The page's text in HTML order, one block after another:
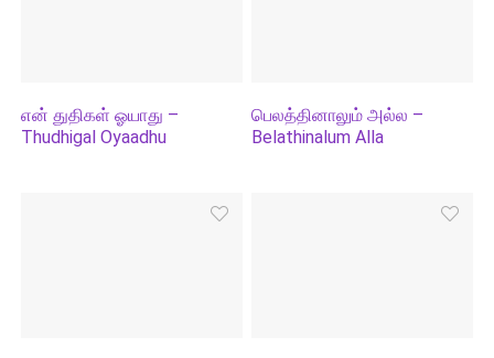
என் துதிகள் ஓயாது –
Thudhigal Oyaadhu
பெலத்தினாலும் அல்ல –
Belathinalum Alla